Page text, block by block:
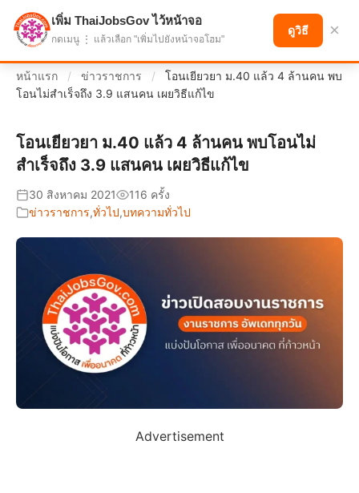
แบ่งปันโอกาส เพื่ออนาคตที่ก้าวหน้า
หน้าแรก / ข่าวราชการ /
โอนเยียวยา ม.40 แล้ว 4 ล้านคน พบ
โอนไม่สำเร็จถึง 3.9 แสนคน เผยวิธีแก้ไข
โอนเยียวยา ม.40 แล้ว 4 ล้านคน พบโอนไม่
สำเร็จถึง 3.9 แสนคน เผยวิธีแก้ไข
30 สิงหาคม 2021
116 ครั้ง
ข่าวราชการ,ทั่วไป,บทความทั่วไป
Advertisement
เพิ่ม ThaiJobsGov ไว้หน้าจอ
กดเมนู ⋮ แล้วเลือก "เพิ่มไปยังหน้าจอโฮม"
ดูวิธี ×